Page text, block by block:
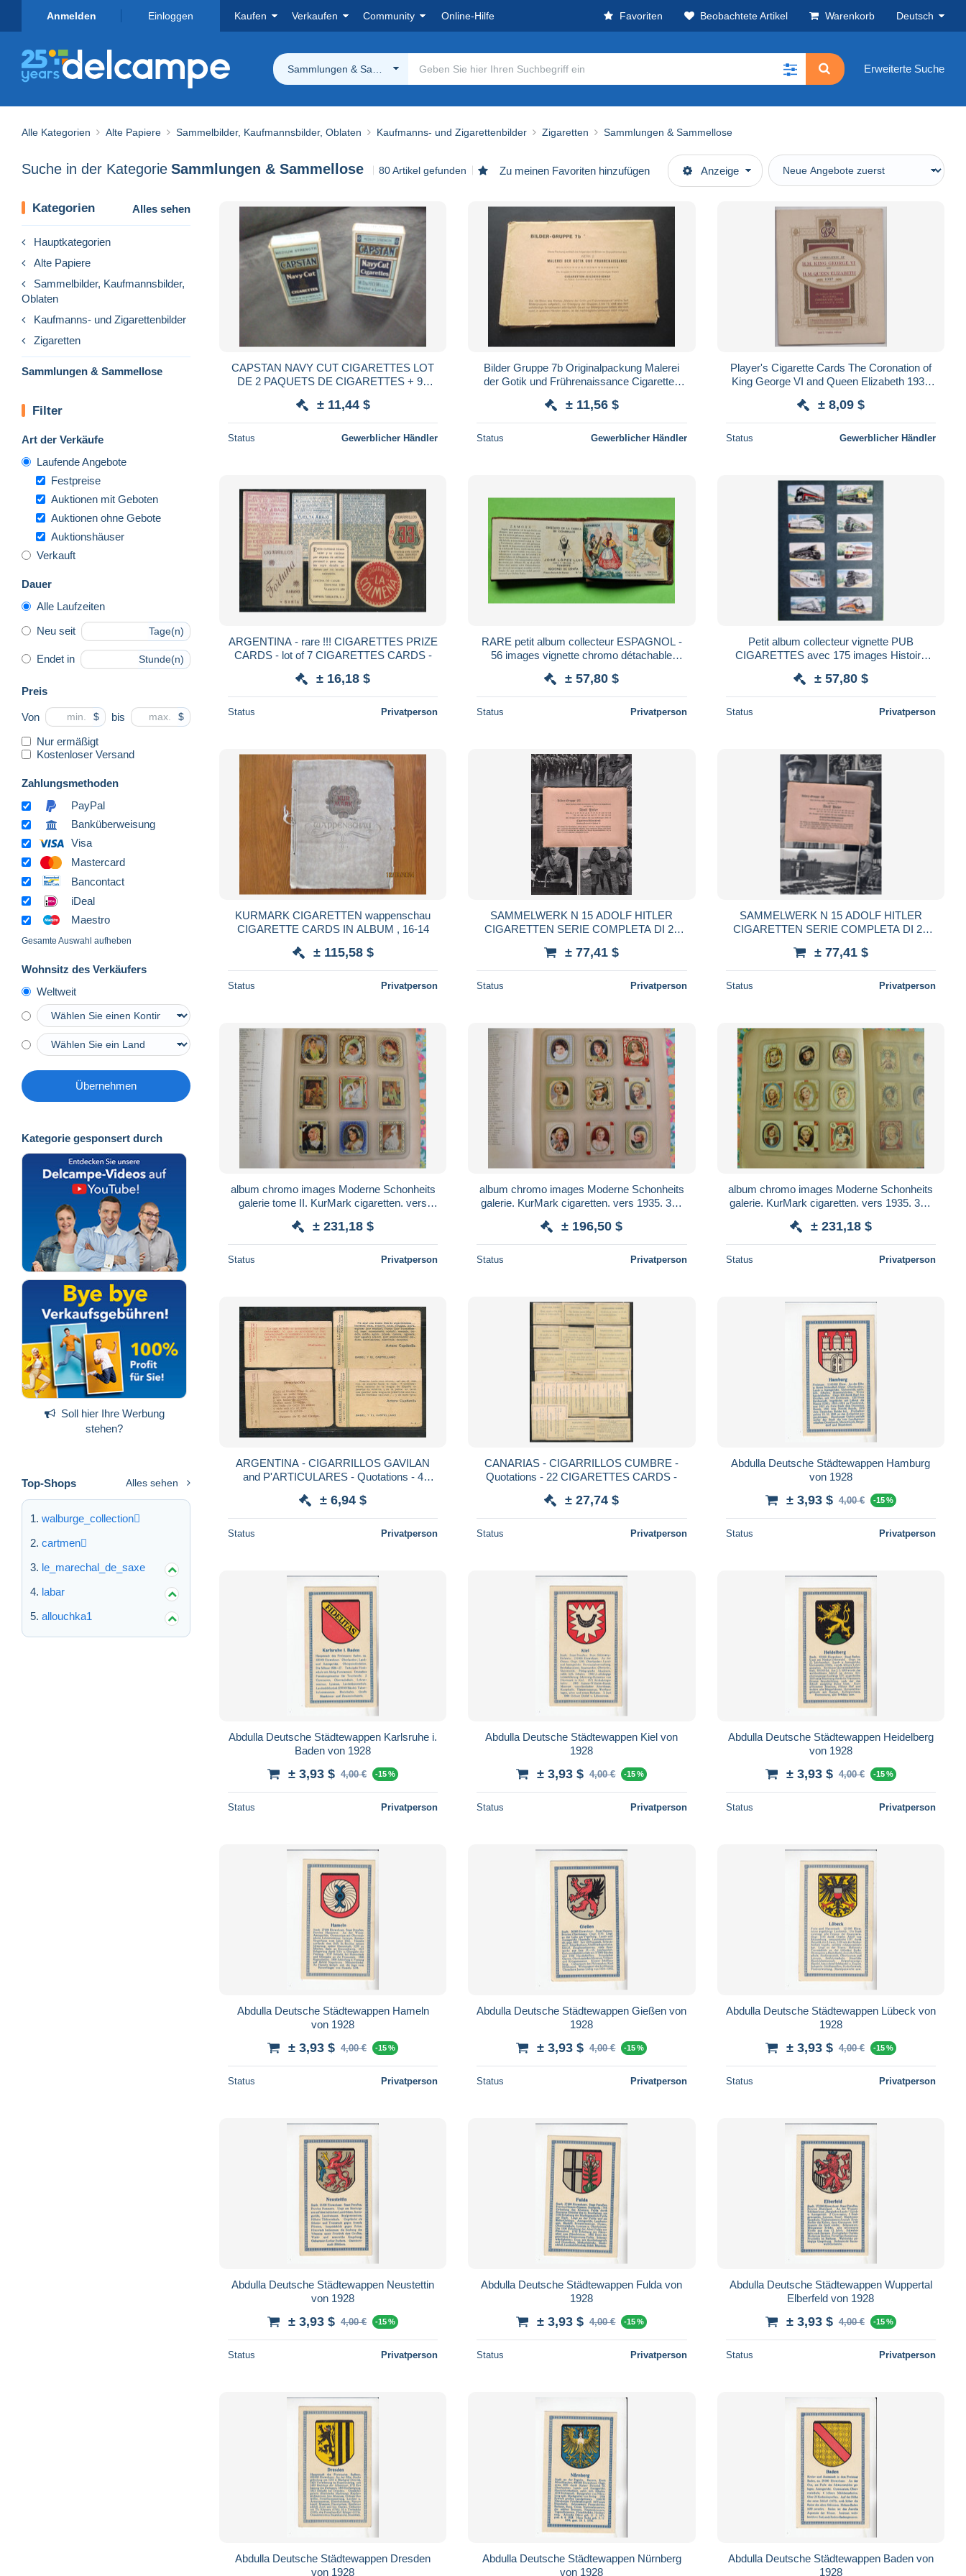
Anmelden Einloggen Kaufen Verkaufen Community Online-Hilfe Favoriten Beobachtete Artikel Warenkorb Deutsch
Sammlungen & Sammellose Erweiterte Suche
Alle Kategorien Alte Papiere Sammelbilder, Kaufmannsbilder, Oblaten Kaufmanns- und Zigarettenbilder Zigaretten Sammlungen & Sammellose
Suche in der Kategorie Sammlungen & Sammellose 80 Artikel gefunden Zu meinen Favoriten hinzufügen Anzeige
Kategorien Alles sehen
Hauptkategorien
Alte Papiere
Sammelbilder, Kaufmannsbilder,
Oblaten
Kaufmanns- und Zigarettenbilder
Zigaretten
Sammlungen & Sammellose
Filter
Art der Verkäufe
Laufende Angebote
Festpreise
Auktionen mit Geboten
Auktionen ohne Gebote
Auktionshäuser
Verkauft
Dauer
Alle Laufzeiten
Neu seit Tage(n)
Endet in Stunde(n)
Preis
Von $ bis $
Nur ermäßigt
Kostenloser Versand
Zahlungsmethoden
PayPal
Banküberweisung
Visa
Mastercard
Bancontact
iDeal
Maestro
Gesamte Auswahl aufheben
Wohnsitz des Verkäufers
Weltweit
Übernehmen
Kategorie gesponsert durch
Soll hier Ihre Werbung
stehen?
Top-Shops Alles sehen
walburge_collection
cartmen
le_marechal_de_saxe
labar
allouchka1
CAPSTAN NAVY CUT CIGARETTES LOT
DE 2 PAQUETS DE CIGARETTES + 98
EQUIPMENT ANIMALLOYS CARDS
± 11,44 $
Status Gewerblicher Händler
Bilder Gruppe 7b Originalpackung Malerei
der Gotik und Frührenaissance Cigaretten
± 11,56 $
Status Gewerblicher Händler
Player's Cigarette Cards The Coronation of
King George VI and Queen Elizabeth 1937
± 8,09 $
Status Gewerblicher Händler
ARGENTINA - rare !!! CIGARETTES PRIZE
CARDS - lot of 7 CIGARETTES CARDS -
± 16,18 $
Status Privatperson
RARE petit album collecteur ESPAGNOL -
56 images vignette chromo détachable
1950
± 57,80 $
Status Privatperson
Petit album collecteur vignette PUB
CIGARETTES avec 175 images Histoire
d'Angleterre 1950
± 57,80 $
Status Privatperson
KURMARK CIGARETTEN wappenschau
CIGARETTE CARDS IN ALBUM , 16-14
± 115,58 $
Status Privatperson
SAMMELWERK N 15 ADOLF HITLER
CIGARETTEN SERIE COMPLETA DI 25
CM ERA NAZISTA 1922-1945
± 77,41 $
Status Privatperson
SAMMELWERK N 15 ADOLF HITLER
CIGARETTEN SERIE COMPLETA DI 25
CM ERA NAZISTA 1922-1945
± 77,41 $
Status Privatperson
album chromo images Moderne Schonheits
galerie tome II. KurMark cigaretten. vers
± 231,18 $
Status Privatperson
album chromo images Moderne Schonheits
galerie. KurMark cigaretten. vers 1935. 300
± 196,50 $
Status Privatperson
album chromo images Moderne Schonheits
galerie. KurMark cigaretten. vers 1935. 300
± 231,18 $
Status Privatperson
ARGENTINA - CIGARRILLOS GAVILAN
and P'ARTICULARES - Quotations - 4
± 6,94 $
Status Privatperson
CANARIAS - CIGARRILLOS CUMBRE -
Quotations - 22 CIGARETTES CARDS -
± 27,74 $
Status Privatperson
Abdulla Deutsche Städtewappen Hamburg
von 1928
± 3,93 $ 4,00 € -15 %
Status Privatperson
Abdulla Deutsche Städtewappen Karlsruhe i.
Baden von 1928
± 3,93 $ 4,00 € -15 %
Status Privatperson
Abdulla Deutsche Städtewappen Kiel von
1928
± 3,93 $ 4,00 € -15 %
Status Privatperson
Abdulla Deutsche Städtewappen Heidelberg
von 1928
± 3,93 $ 4,00 € -15 %
Status Privatperson
Abdulla Deutsche Städtewappen Hameln
von 1928
± 3,93 $ 4,00 € -15 %
Status Privatperson
Abdulla Deutsche Städtewappen Gießen von
1928
± 3,93 $ 4,00 € -15 %
Status Privatperson
Abdulla Deutsche Städtewappen Lübeck von
1928
± 3,93 $ 4,00 € -15 %
Status Privatperson
Abdulla Deutsche Städtewappen Neustettin
von 1928
± 3,93 $ 4,00 € -15 %
Status Privatperson
Abdulla Deutsche Städtewappen Fulda von
1928
± 3,93 $ 4,00 € -15 %
Status Privatperson
Abdulla Deutsche Städtewappen Wuppertal
Elberfeld von 1928
± 3,93 $ 4,00 € -15 %
Status Privatperson
Abdulla Deutsche Städtewappen Dresden
von 1928
Abdulla Deutsche Städtewappen Nürnberg
von 1928
Abdulla Deutsche Städtewappen Baden von
1928